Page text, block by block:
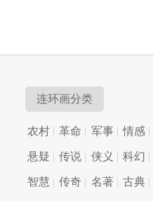
连环画分类
农村 革命 军事 情感
悬疑 传说 侠义 科幻
智慧 传奇 名著 古典